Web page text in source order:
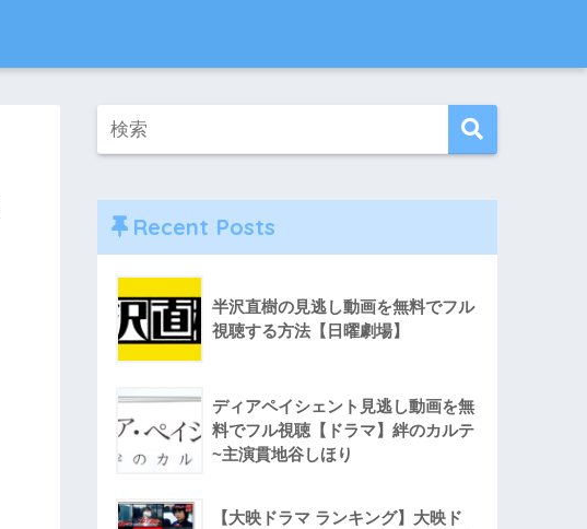
Recent Posts
半沢直樹の見逃し動画を無料でフル
視聴する方法【日曜劇場】
ディアペイシェント見逃し動画を無
料でフル視聴【ドラマ】絆のカルテ
~主演貫地谷しほり
【大映ドラマ ランキング】大映ド